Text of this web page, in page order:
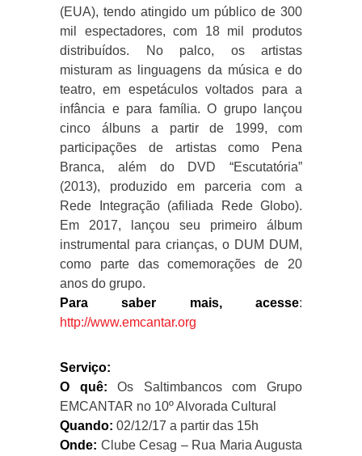
(EUA), tendo atingido um público de 300
mil espectadores, com 18 mil produtos
distribuídos. No palco, os artistas
misturam as linguagens da música e do
teatro, em espetáculos voltados para a
infância e para família. O grupo lançou
cinco álbuns a partir de 1999, com
participações de artistas como Pena
Branca, além do DVD “Escutatória”
(2013), produzido em parceria com a
Rede Integração (afiliada Rede Globo).
Em 2017, lançou seu primeiro álbum
instrumental para crianças, o DUM DUM,
como parte das comemorações de 20
anos do grupo.
Para saber mais, acesse:
http://www.emcantar.org
Serviço:
O quê: Os Saltimbancos com Grupo
EMCANTAR no 10º Alvorada Cultural
Quando: 02/12/17 a partir das 15h
Onde: Clube Cesag – Rua Maria Augusta